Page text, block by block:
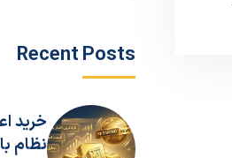
Recent Posts
خرید
نظام